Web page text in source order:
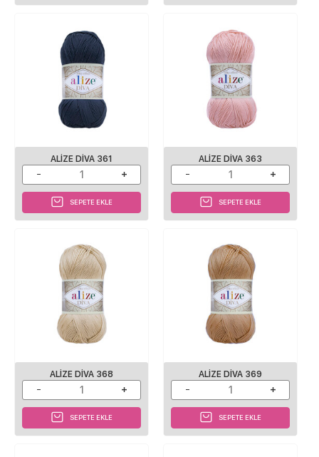
ALIZE DIVA 361
SEPETE EKLE
ALIZE DIVA 363
SEPETE EKLE
ALIZE DIVA 368
SEPETE EKLE
ALIZE DIVA 369
SEPETE EKLE